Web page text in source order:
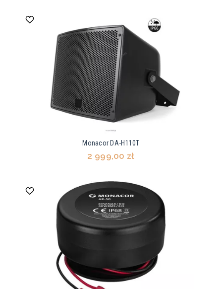
Monacor DA-H110T
2 999,00 zł